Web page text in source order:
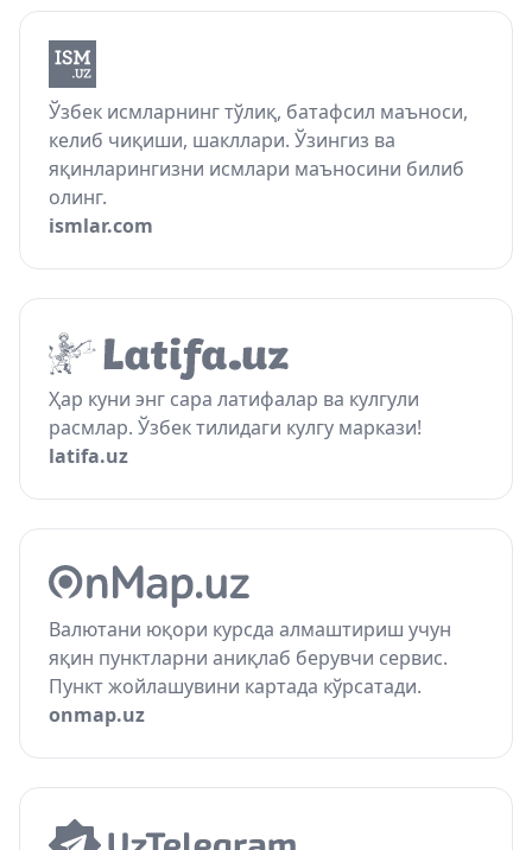
Ўзбек исмларнинг тўлиқ, батафсил маъноси,
келиб чиқиши, шакллари. Ўзингиз ва
яқинларингизни исмлари маъносини билиб
олинг.
ismlar.com
Ҳар куни энг сара латифалар ва кулгули
расмлар. Ўзбек тилидаги кулгу маркази!
latifa.uz
Валютани юқори курсда алмаштириш учун
яқин пунктларни аниқлаб берувчи сервис.
Пункт жойлашувини картада кўрсатади.
onmap.uz